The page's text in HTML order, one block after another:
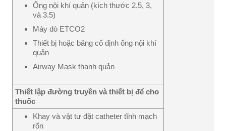
Ống nội khí quản (kích thước 2.5, 3,
và 3.5)
Máy dò ETCO2
Thiết bị hoặc băng cố định ống nội khí
quản
Airway Mask thanh quản
Thiết lập đường truyền và thiết bị để cho
thuốc
Khay và vật tư đặt catheter tĩnh mạch
rốn